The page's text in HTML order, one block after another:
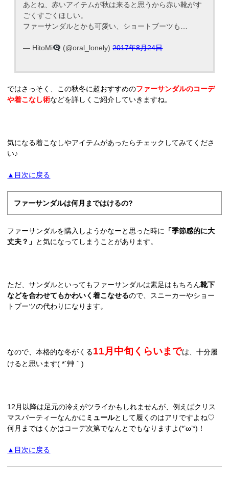
あとね、赤いアイテムが秋は来ると思うから赤い靴がす
ごくすごくほしい。
ファーサンダルとかも可愛い、ショートブーツも…
— HitoMi (@oral_lonely)2017年8月24日
ではさっそく、この秋冬に超おすすめのファーサンダルのコーデ
や着こなし術などを詳しくご紹介していきますね。
気になる着こなしやアイテムがあったらチェックしてみてくださ
い♪
▲目次に戻る
ファーサンダルは何月まではけるの?
ファーサンダルを購入しようかなーと思った時に
「季節感的に大
丈夫？」 と気になってしまうことがあります。
ただ、サンダルといってもファーサンダルは素足はもちろん靴下
などを合わせてもかわいく着こなせるので、スニーカーやショー
トブーツの代わりになります。
なので、本格的な冬がくる11月中旬くらいまでは、十分履
けると思います( *´艸｀)
12月以降は足元の冷えがツライかもしれませんが、例えばクリス
マスパーティーなんかに ミュールとして履くのはアリですよね♡
何月まではくかはコーデ次第でなんとでもなりますよ(*’ω’*)！
▲目次に戻る